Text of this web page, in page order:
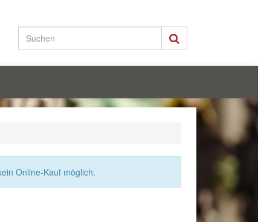
Online-Kauf möglich.